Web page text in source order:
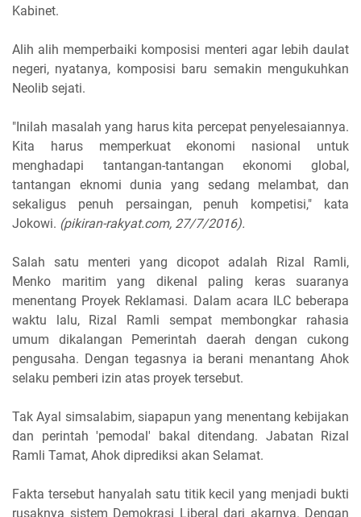
Kabinet.
Alih alih memperbaiki komposisi menteri agar lebih daulat
negeri, nyatanya, komposisi baru semakin mengukuhkan
Neolib sejati.
"Inilah masalah yang harus kita percepat penyelesaiannya.
Kita harus memperkuat ekonomi nasional untuk
menghadapi tantangan-tantangan ekonomi global,
tantangan eknomi dunia yang sedang melambat, dan
sekaligus penuh persaingan, penuh kompetisi," kata
Jokowi. (pikiran-rakyat.com, 27/7/2016).
Salah satu menteri yang dicopot adalah Rizal Ramli,
Menko maritim yang dikenal paling keras suaranya
menentang Proyek Reklamasi. Dalam acara ILC beberapa
waktu lalu, Rizal Ramli sempat membongkar rahasia
umum dikalangan Pemerintah daerah dengan cukong
pengusaha. Dengan tegasnya ia berani menantang Ahok
selaku pemberi izin atas proyek tersebut.
Tak Ayal simsalabim, siapapun yang menentang kebijakan
dan perintah 'pemodal' bakal ditendang. Jabatan Rizal
Ramli Tamat, Ahok diprediksi akan Selamat.
Fakta tersebut hanyalah satu titik kecil yang menjadi bukti
rusaknya sistem Demokrasi Liberal dari akarnya. Dengan